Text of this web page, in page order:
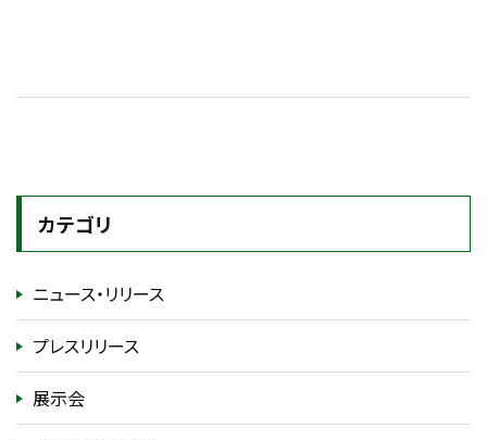
カテゴリ
ニュース・リリース
プレスリリース
展示会